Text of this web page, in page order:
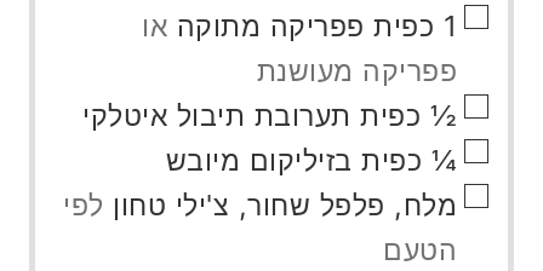
▢
1 כפית פפריקה מתוקה או
פפריקה מעושנת
▢
½ כפית תערובת תיבול איטלקי
▢
¼ כפית בזיליקום מיובש
▢ מלח, פלפל שחור, צ'ילי טחון לפי
הטעם